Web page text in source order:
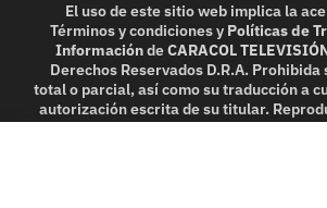
El uso de este sitio web implica la
Términos y condicionesy Políticas de
InformacióndeCARACOL
Derechos Reservados D.R.A.
total o parcial, así como su traducción a
autorización escrita de su titular.